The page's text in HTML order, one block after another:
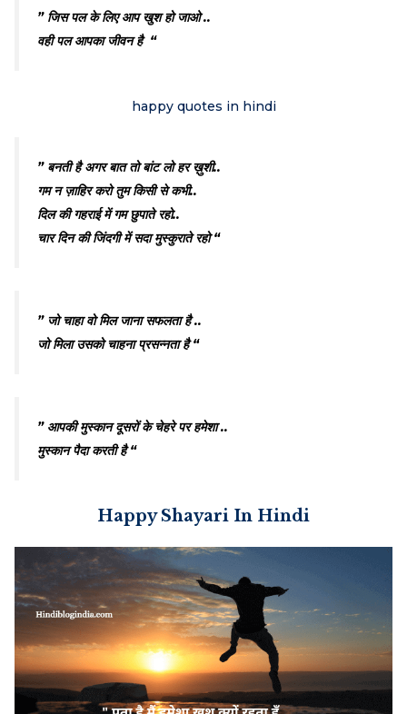
” जिस पल के लिए आप खुश हो जाओ ..
वही पल आपका जीवन है “
happy quotes in hindi
” बनती है अगर बात तो बांट लो हर ख़ुशी..
गम न ज़ाहिर करो तुम किसी से कभी..
दिल की गहराई में गम छुपाते रहो..
चार दिन की जिंदगी में सदा मुस्कुराते रहो “
” जो चाहा वो मिल जाना सफलता है ..
जो मिला उसको चाहना प्रसन्नता है “
” आपकी मुस्कान दूसरों के चेहरे पर हमेशा ..
मुस्कान पैदा करती है “
Happy Shayari In Hindi